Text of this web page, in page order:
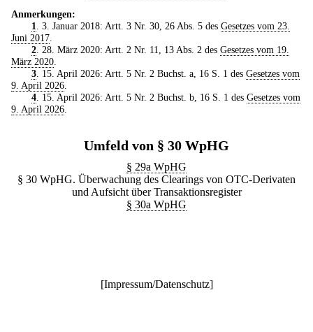
Anmerkungen:
1. 3. Januar 2018: Artt. 3 Nr. 30, 26 Abs. 5 des Gesetzes vom 23.
Juni 2017.
2. 28. März 2020: Artt. 2 Nr. 11, 13 Abs. 2 des Gesetzes vom 19.
März 2020.
3. 15. April 2026: Artt. 5 Nr. 2 Buchst. a, 16 S. 1 des Gesetzes vom
9. April 2026.
4. 15. April 2026: Artt. 5 Nr. 2 Buchst. b, 16 S. 1 des Gesetzes vom
9. April 2026.
Umfeld von § 30 WpHG
§ 29a WpHG
§ 30 WpHG. Überwachung des Clearings von OTC-Derivaten
und Aufsicht über Transaktionsregister
§ 30a WpHG
[Impressum/Datenschutz]